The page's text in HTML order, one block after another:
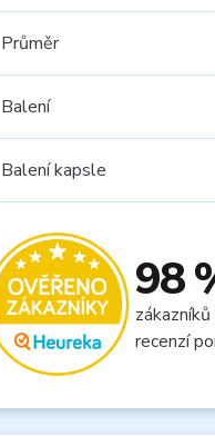
Průměr
Balení
Balení kapsle
98
recenzí